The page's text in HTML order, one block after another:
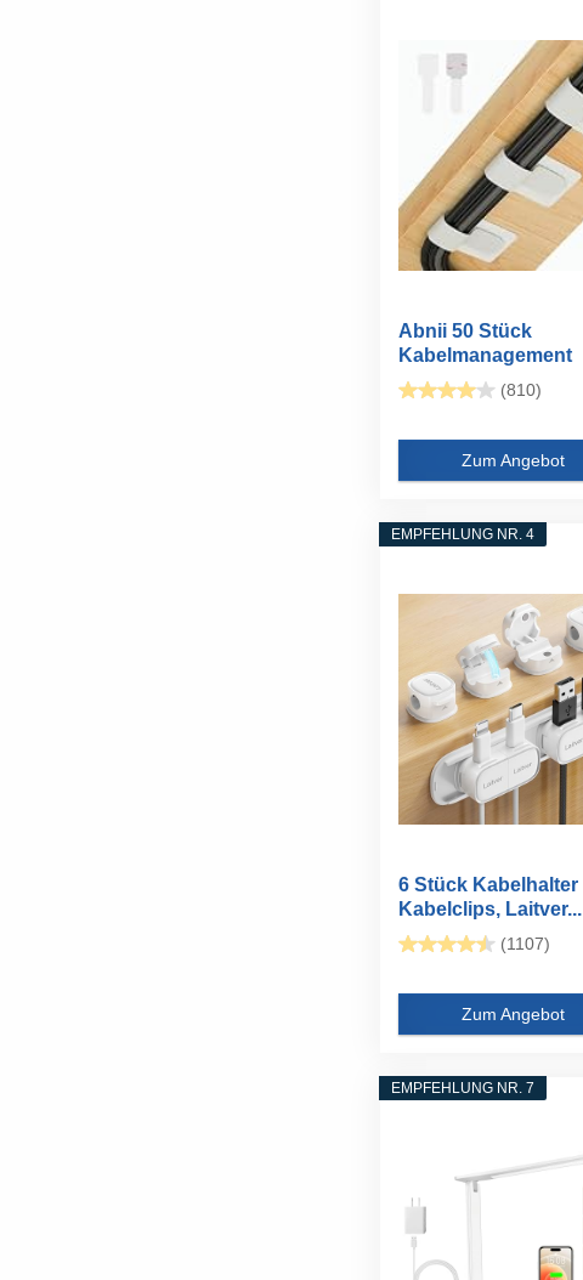
Abnii 50 Stück
Kabelmanagement
Schreibtisch...
(810)
Zum Angebot
EMPFEHLUNG NR. 4
6 Stück Kabelhalter
Kabelclips, Laitver...
(1107)
Zum Angebot
EMPFEHLUNG NR. 7